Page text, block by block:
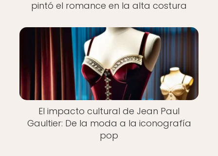
pintó el romance en la alta costura
El impacto cultural de Jean Paul
Gaultier: De la moda a la iconografía
pop